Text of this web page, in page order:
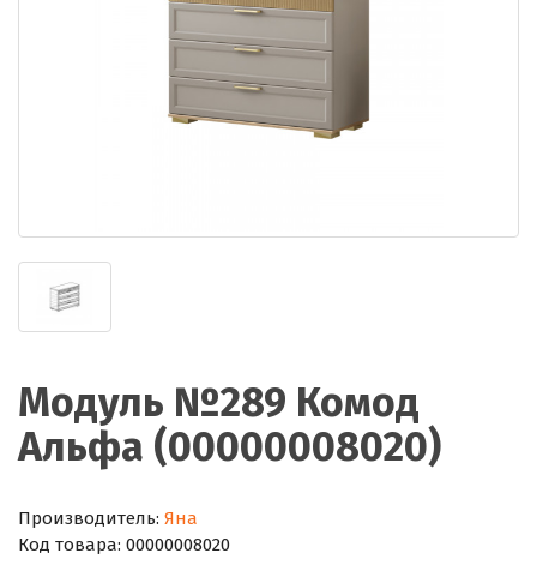
Модуль №289 Комод
Альфа (00000008020)
Производитель: Яна
Код товара: 00000008020